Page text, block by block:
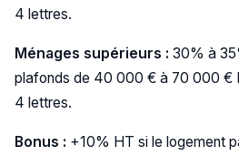
4 lettres.
Ménages supérieurs : 30% à
plafonds de 40 000 € à 70 000 €
4 lettres.
Bonus : +10% HT si le logement